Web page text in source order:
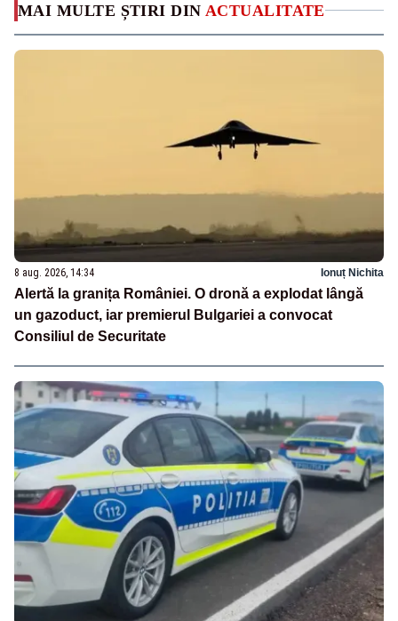
MAI MULTE ȘTIRI DIN ACTUALITATE
8 aug. 2026, 14:34 Ionuț Nichita
Alertă la granița României. O dronă a explodat lângă
un gazoduct, iar premierul Bulgariei a convocat
Consiliul de Securitate